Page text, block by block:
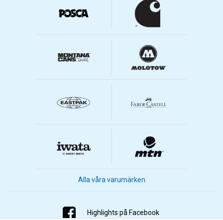
Alla våra varumärken
Highlights på Facebook